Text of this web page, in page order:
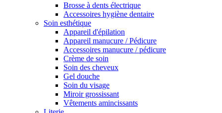
Brosse à dents électrique
Accessoires hygiène dentaire
Soin esthétique
Appareil d'épilation
Appareil manucure / Pédicure
Accessoires manucure / pédicure
Crème de soin
Soin des cheveux
Gel douche
Soin du visage
Miroir grossissant
Vêtements amincissants